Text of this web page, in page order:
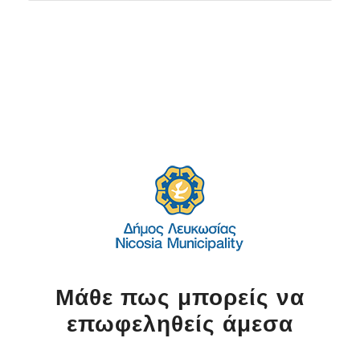
Μάθε πως μπορείς να
επωφεληθείς άμεσα